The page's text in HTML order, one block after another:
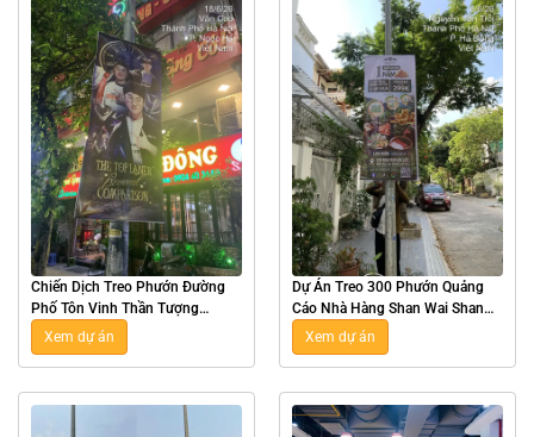
Chiến Dịch Treo Phướn Đường
Phố Tôn Vinh Thần Tượng
Esports Zeus Tại Hà Nội
Xem dự án
Dự Án Treo 300 Phướn Quảng
Cáo Nhà Hàng Shan Wai Shan
Hot Pot Tại Hà Nội
Xem dự án